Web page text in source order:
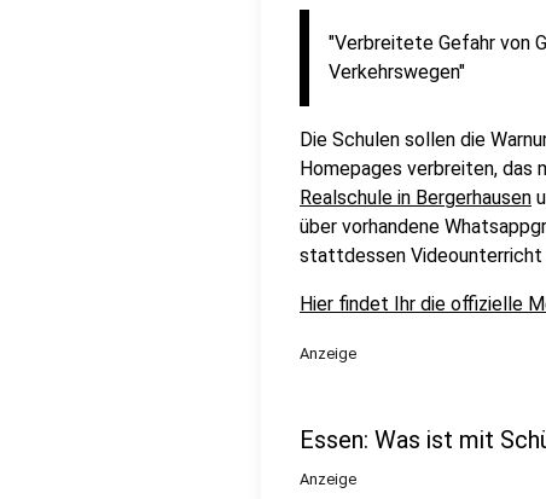
"Verbreitete Gefahr von
Verkehrswegen"
Die Schulen sollen die
Homepages verbreiten, das
Realschule in Bergerhausen
über vorhandene
stattdessen Videounterricht
Hier findet Ihr die offizielle
Anzeige
Essen: Was ist mit
Anzeige